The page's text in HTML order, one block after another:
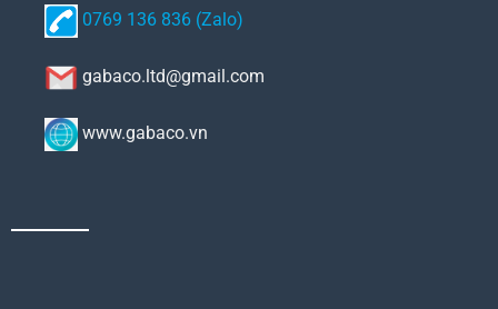
0769 136 836 (Zalo)
gabaco.ltd@gmail.com
www.gabaco.vn